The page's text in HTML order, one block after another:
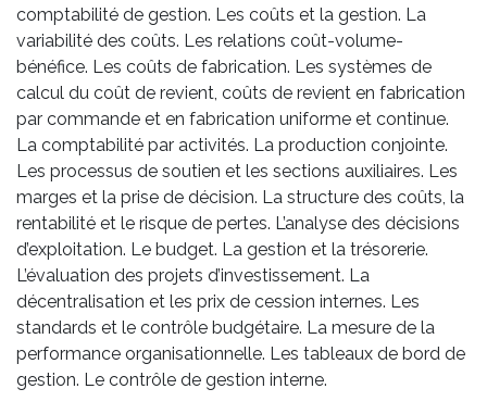
comptabilité de gestion. Les coûts et la gestion. La
variabilité des coûts. Les relations coût-volume-
bénéfice. Les coûts de fabrication. Les systèmes de
calcul du coût de revient, coûts de revient en fabrication
par commande et en fabrication uniforme et continue.
La comptabilité par activités. La production conjointe.
Les processus de soutien et les sections auxiliaires. Les
marges et la prise de décision. La structure des coûts, la
rentabilité et le risque de pertes. L’analyse des décisions
d’exploitation. Le budget. La gestion et la trésorerie.
L’évaluation des projets d’investissement. La
décentralisation et les prix de cession internes. Les
standards et le contrôle budgétaire. La mesure de la
performance organisationnelle. Les tableaux de bord de
gestion. Le contrôle de gestion interne.